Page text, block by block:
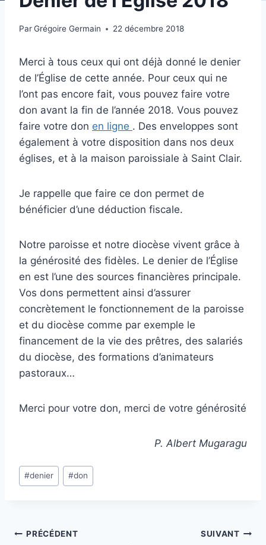
ParGrégoire Germain 22 décembre 2018
Merci à tous ceux qui ont déjà donné le denier
de l’Église de cette année. Pour ceux qui ne
l’ont pas encore fait, vous pouvez faire votre
don avant la fin de l’année 2018. Vous pouvez
faire votre don en ligne . Des enveloppes sont
également à votre disposition dans nos deux
églises, et à la maison paroissiale à Saint Clair.
Je rappelle que faire ce don permet de
bénéficier d’une déduction fiscale.
Notre paroisse et notre diocèse vivent grâce à
la générosité des fidèles. Le denier de l’Église
en est l’une des sources financières principale.
Vos dons permettent ainsi d’assurer
concrètement le fonctionnement de la paroisse
et du diocèse comme par exemple le
financement de la vie des prêtres, des salariés
du diocèse, des formations d’animateurs
pastoraux…
Merci pour votre don, merci de votre générosité
P. Albert Mugaragu
Étiquettes
de
#denier #don
Navigation
PRÉCÉDENT SUIVANT